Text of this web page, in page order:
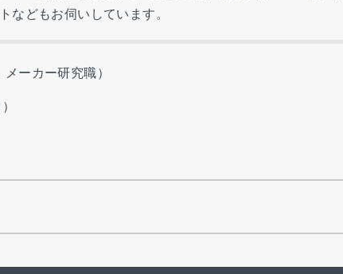
などもお伺いしています。
ーカー研究職）